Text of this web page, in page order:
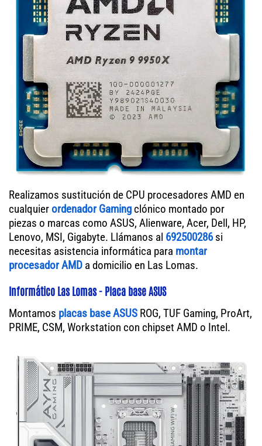
Realizamos sustitución de CPU procesadores AMD en
cualquierordenador Gaming clónico montado por
piezas o marcas como ASUS, Alienware, Acer, Dell, HP,
Lenovo, MSI, Gigabyte. Llámanos al 692500286si
necesitas asistencia informática para montar
procesador AMD a domicilio en Las Lomas.
Informático Las Lomas - Placa base ASUS
Montamos placas base ASUS ROG, TUF Gaming, ProArt,
PRIME, CSM, Workstation con chipset AMD o Intel.